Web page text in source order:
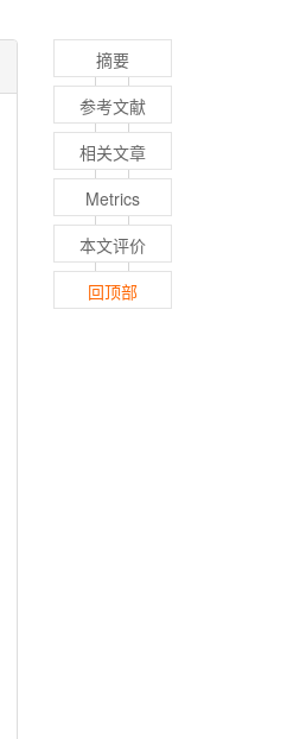
摘要
参考文献
相关文章
Metrics
本文评价
回顶部